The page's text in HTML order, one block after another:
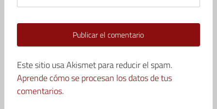
Este sitio usa Akismet para reducir el spam.
Aprende cómo se procesan los datos de tus
comentarios.